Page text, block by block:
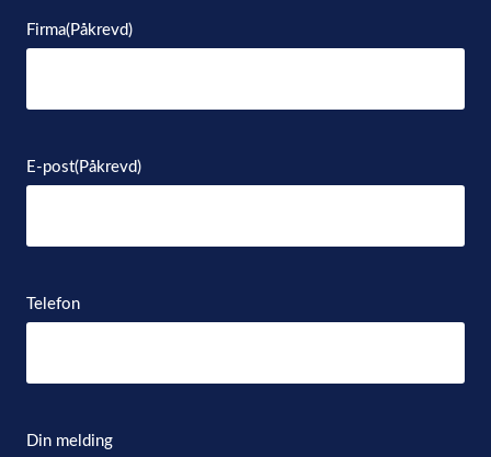
Firma(Påkrevd)
E-post(Påkrevd)
Telefon
Din melding